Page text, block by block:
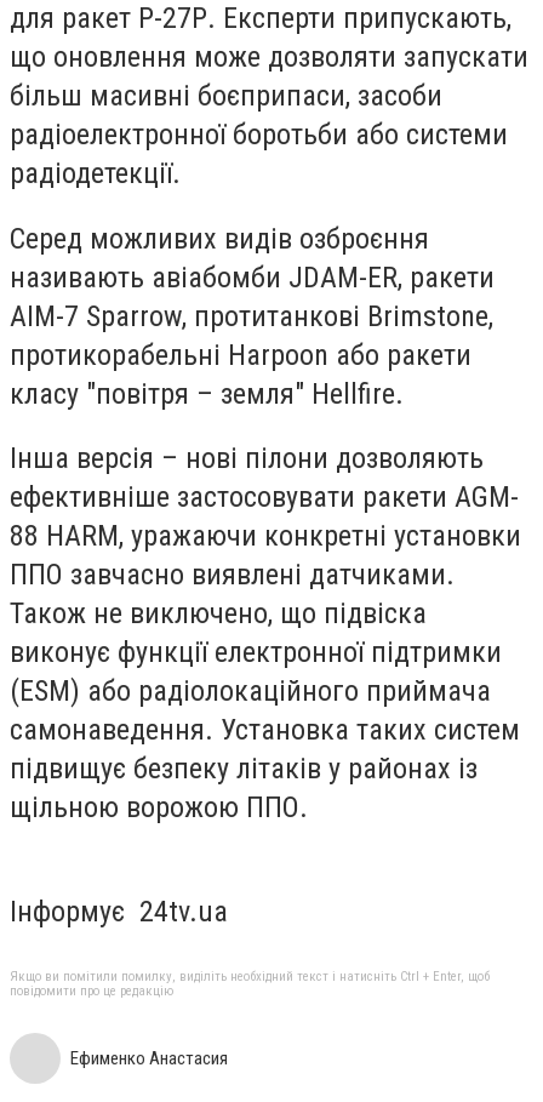
для ракет Р-27Р. Експерти припускають,
що оновлення може дозволяти запускати
більш масивні боєприпаси, засоби
радіоелектронної боротьби або системи
радіодетекції.
Серед можливих видів озброєння
називають авіабомби JDAM-ER, ракети
AIM-7 Sparrow, протитанкові Brimstone,
протикорабельні Harpoon або ракети
класу "повітря – земля" Hellfire.
Інша версія – нові пілони дозволяють
ефективніше застосовувати ракети AGM-
88 HARM, уражаючи конкретні установки
ППО завчасно виявлені датчиками.
Також не виключено, що підвіска
виконує функції електронної підтримки
(ESM) або радіолокаційного приймача
самонаведення. Установка таких систем
підвищує безпеку літаків у районах із
щільною ворожою ППО.
Інформує 24tv.ua
Якщо ви помітили помилку, виділіть необхідний текст і натисніть Ctrl + Enter, щоб
повідомити про це редакцію
Ефименко Анастасия